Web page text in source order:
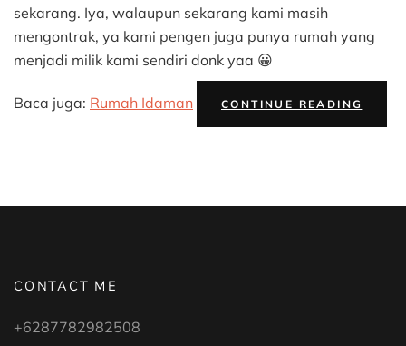
sekarang. Iya, walaupun sekarang kami masih
mengontrak, ya kami pengen juga punya rumah yang
menjadi milik kami sendiri donk yaa 😀
Baca juga: Rumah Idaman CONTINUE READINGHAL
KAMI
CONTACT ME
+6287782982508